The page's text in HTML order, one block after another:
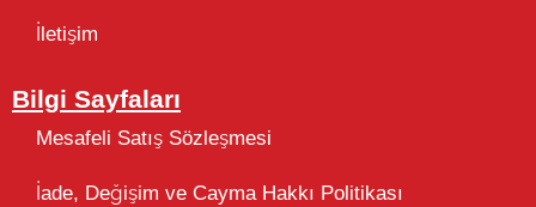
İletişim
Bilgi Sayfaları
Mesafeli Satış Sözleşmesi
İade, Değişim ve Cayma Hakkı Politikası